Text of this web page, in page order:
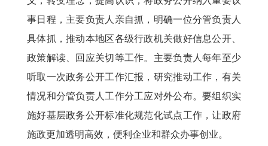
事日程，主要负责人亲自抓，明确一位分管负责人
具体抓，推动本地区各级行政机关做好信息公开、
政策解读、回应关切等工作。主要负责人每年至少
听取一次政务公开工作汇报，研究推动工作，有关
情况和分管负责人工作分工应对外公布。要组织实
施好基层政务公开标准化规范化试点工作，让政府
施政更加透明高效，便利企业和群众办事创业。